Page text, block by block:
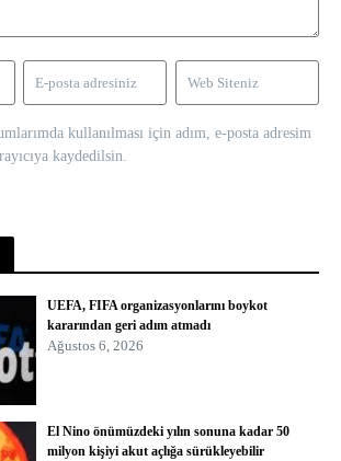
kullanılması için adım, e-posta adresim
kaydedilsin.
UEFA, FIFA organizasyonlarını boykot
kararından geri adım atmadı
Ağustos 6, 2026
El Nino önümüzdeki yılın sonuna kadar 50
milyon kişiyi akut açlığa sürükleyebilir